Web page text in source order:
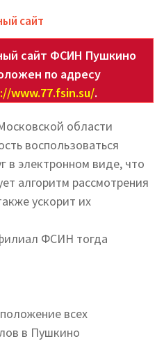
сайт
сайт ФСИН Пушкино
по адресу
www.77.fsin.su/.
области
воспользоваться
в электронном виде, что
алгоритм рассмотрения
ускорит их
ФСИН тогда
всех
в Пушкино